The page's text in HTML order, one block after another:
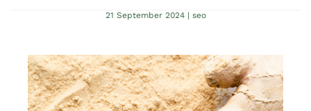
21 September 2024 | seo